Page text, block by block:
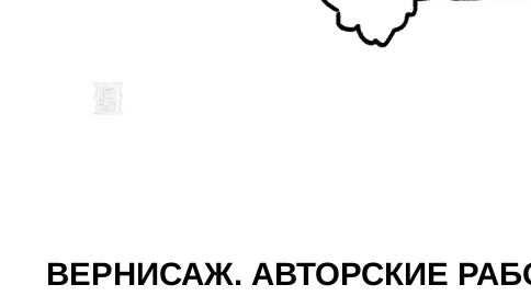
ВЕРНИСАЖ. АВТОРСКИЕ